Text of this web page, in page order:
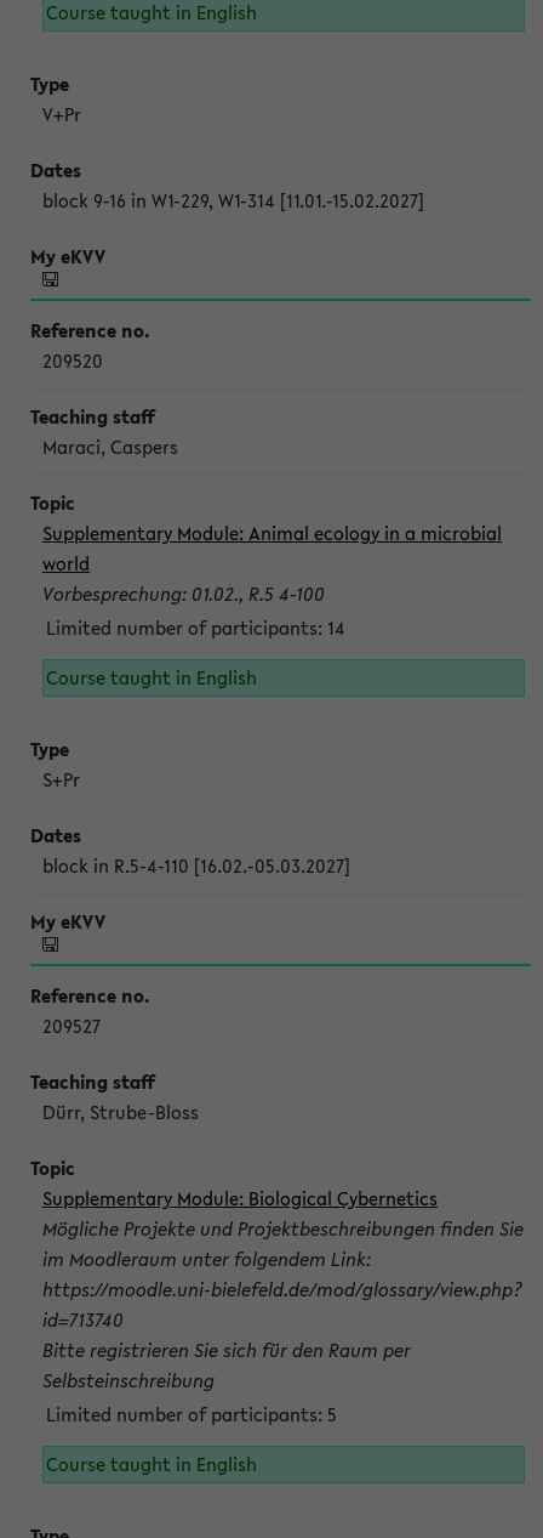
Course taught in English
V+Pr
block 9-16 in W1-229, W1-314 [11.01.-15.02.2027]
209520
Maraci, Caspers
Supplementary Module: Animal ecology in a microbial
world
Vorbesprechung: 01.02., R.5 4-100
Limited number of participants: 14
Course taught in English
S+Pr
block in R.5-4-110 [16.02.-05.03.2027]
209527
Dürr, Strube-Bloss
Supplementary Module: Biological Cybernetics
Mögliche Projekte und Projektbeschreibungen finden Sie
im Moodleraum unter folgendem Link:
https://moodle.uni-bielefeld.de/mod/glossary/view.php?
id=713740
Bitte registrieren Sie sich für den Raum per
Selbsteinschreibung
Limited number of participants: 5
Course taught in English